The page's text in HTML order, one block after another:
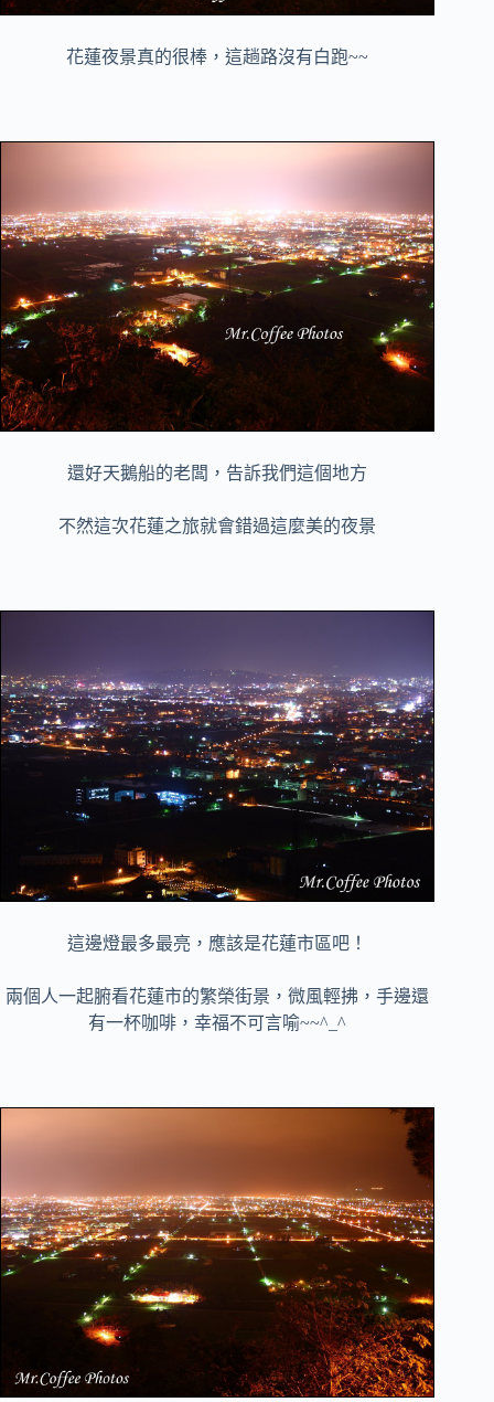
花蓮夜景真的很棒，這趟路沒有白跑~~
還好天鵝船的老闆，告訴我們這個地方
不然這次花蓮之旅就會錯過這麼美的夜景
這邊燈最多最亮，應該是花蓮市區吧！
兩個人一起腑看花蓮市的繁榮街景，微風輕拂，手邊還
有一杯咖啡，幸福不可言喻~~^_^